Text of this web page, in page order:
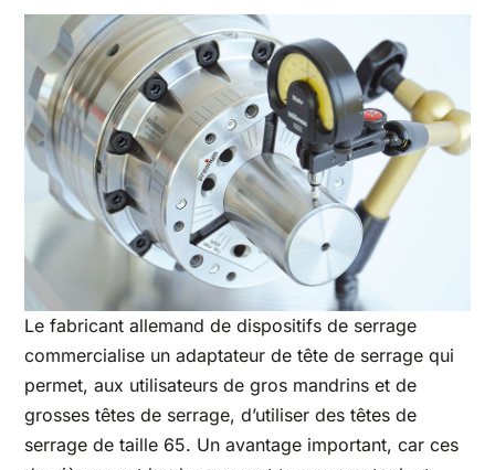
Le fabricant allemand de dispositifs de serrage
commercialise un adaptateur de tête de serrage qui
permet, aux utilisateurs de gros mandrins et de
grosses têtes de serrage, d’utiliser des têtes de
serrage de taille 65. Un avantage important, car ces